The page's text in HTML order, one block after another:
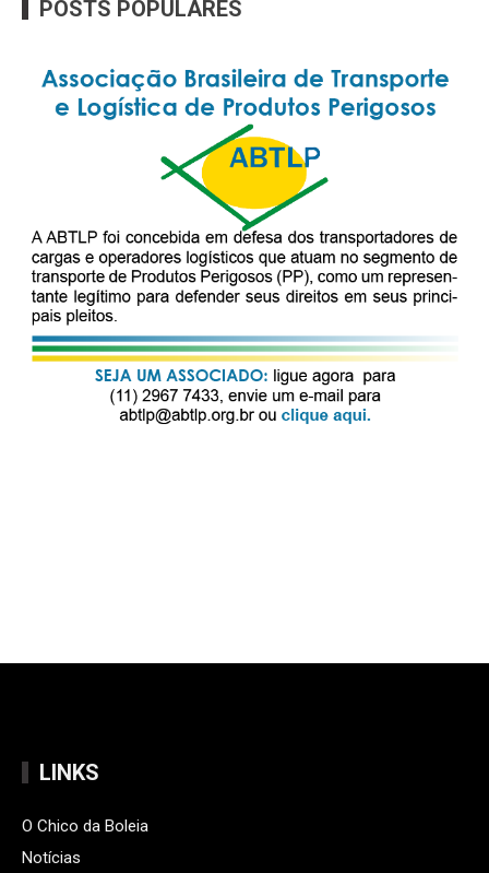
POSTS POPULARES
LINKS
O Chico da Boleia
Notícias